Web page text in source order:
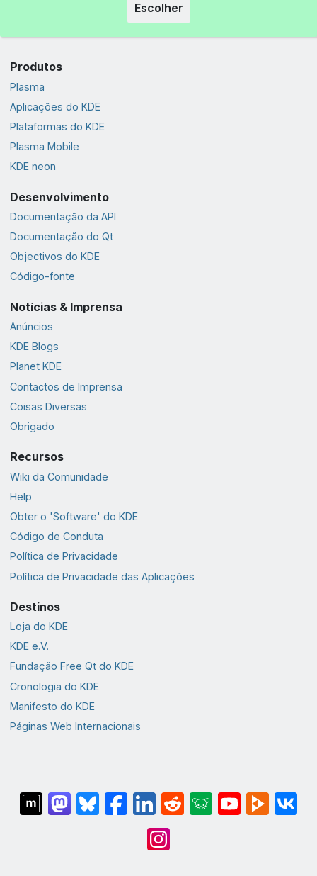
Escolher
Produtos
Plasma
Aplicações do KDE
Plataformas do KDE
Plasma Mobile
KDE neon
Desenvolvimento
Documentação da API
Documentação do Qt
Objectivos do KDE
Código-fonte
Notícias & Imprensa
Anúncios
KDE Blogs
Planet KDE
Contactos de Imprensa
Coisas Diversas
Obrigado
Recursos
Wiki da Comunidade
Help
Obter o 'Software' do KDE
Código de Conduta
Política de Privacidade
Política de Privacidade das Aplicações
Destinos
Loja do KDE
KDE e.V.
Fundação Free Qt do KDE
Cronologia do KDE
Manifesto do KDE
Páginas Web Internacionais